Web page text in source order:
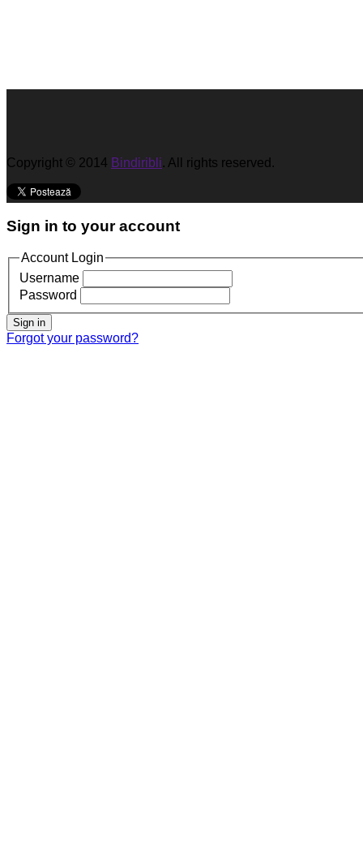
Copyright © 2014 Bindiribli. All rights reserved.
Sign in to your account
Account Login
Username
Password
Sign in
Forgot your password?